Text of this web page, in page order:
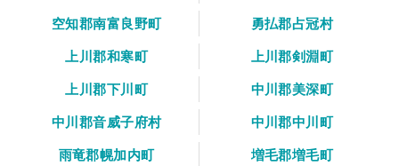
空知郡南富良野町
勇払郡占冠村
上川郡和寒町
上川郡剣淵町
上川郡下川町
中川郡美深町
中川郡音威子府村
中川郡中川町
雨竜郡幌加内町
増毛郡増毛町